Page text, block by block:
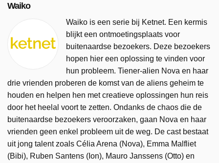
Waiko
Waiko is een serie bij Ketnet. Een kermis
blijkt een ontmoetingsplaats voor
buitenaardse bezoekers. Deze bezoekers
hopen hier een oplossing te vinden voor
hun probleem. Tiener-alien Nova en haar
drie vrienden proberen de komst van de aliens geheim te
houden en helpen hen met creatieve oplossingen hun reis
door het heelal voort te zetten. Ondanks de chaos die de
buitenaardse bezoekers veroorzaken, gaan Nova en haar
vrienden geen enkel probleem uit de weg. De cast bestaat
uit jong talent zoals Célia Arena (Nova), Emma Malfliet
(Bibi), Ruben Santens (Ion), Mauro Janssens (Otto) en